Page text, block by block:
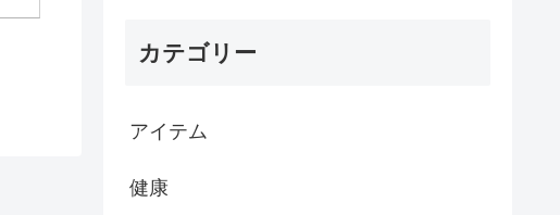
カテゴリー
アイテム
健康